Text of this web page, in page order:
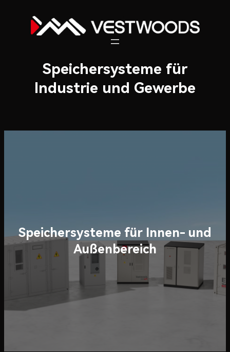
springen
Speichersysteme für
Industrie und Gewerbe
Speichersysteme für Innen- und
Außenbereich